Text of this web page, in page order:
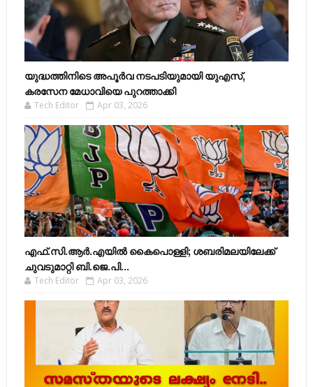
യുദ്ധത്തിനിടെ അപൂർവ നടപടിയുമായി യുഎസ്,
കരസേന മേധാവിയെ പുറത്താക്കി
Tech Editor Apr 03, 2026
എഫ്​.സി.ആർ.എയിൽ കൈപൊള്ളി; ശബരിമലയിലേക്ക്​
ചുവടുമാറ്റി ബി.ജെ.പി...
Tech Editor Apr 03, 2026